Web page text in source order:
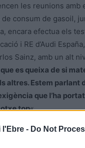
l'Ebre - Do Not
les reunions
consum de gasoil,
encara efectua els
i RE d’Audi España
Sainz, amb un alt
es queixa de si
altres. Estem parlant
que l’ha
top«.